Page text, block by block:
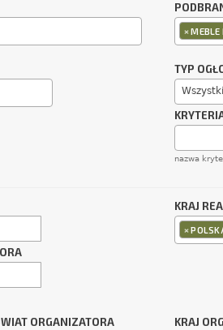
×MEBLE
TYP
nazwa
KRAJ
×
ORGANIZATORA KRAJ